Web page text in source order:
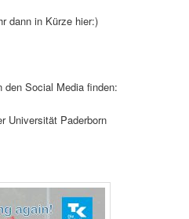
dann in Kürze hier:)
den Social Media finden:
Universität Paderborn